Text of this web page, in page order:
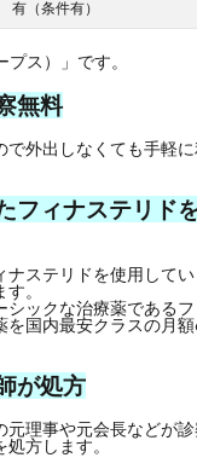
有（条件有）
ス）」です。
無料
外出しなくても手軽に
フィナステリド
ナステリドを使用して
。
シックな治療薬である
を国内最安クラスの月
が処方
元理事や元会長などが
方します。